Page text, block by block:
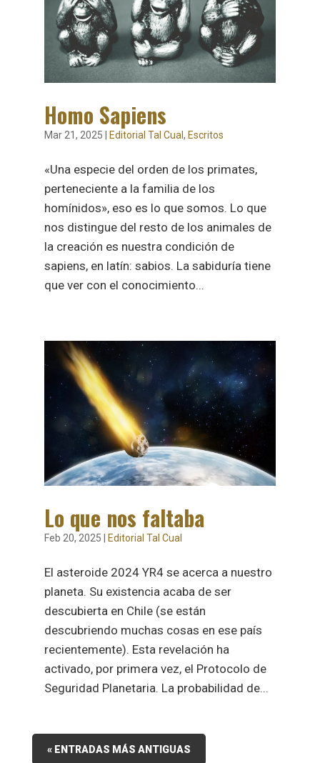
Homo Sapiens
Mar 21, 2025 Editorial Tal Cual, Escritos
«Una especie del orden de los primates,
perteneciente a la familia de los
homínidos», eso es lo que somos. Lo que
nos distingue del resto de los animales de
la creación es nuestra condición de
sapiens, en latín: sabios. La sabiduría tiene
que ver con el conocimiento...
Lo que nos faltaba
Feb 20, 2025 Editorial Tal Cual
El asteroide 2024 YR4 se acerca a nuestro
planeta. Su existencia acaba de ser
descubierta en Chile (se están
descubriendo muchas cosas en ese país
recientemente). Esta revelación ha
activado, por primera vez, el Protocolo de
Seguridad Planetaria. La probabilidad de...
« ENTRADAS MÁS ANTIGUAS